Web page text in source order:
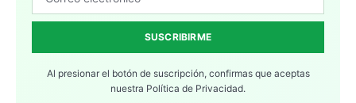
SUSCRIBIRME
Al presionar el botón de suscripción, confirmas que aceptas
nuestra Política de Privacidad.